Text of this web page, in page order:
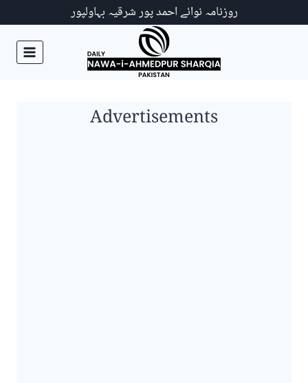
روزنامہ نوائے احمد پور شرقیہ بہاولپور
Advertisements